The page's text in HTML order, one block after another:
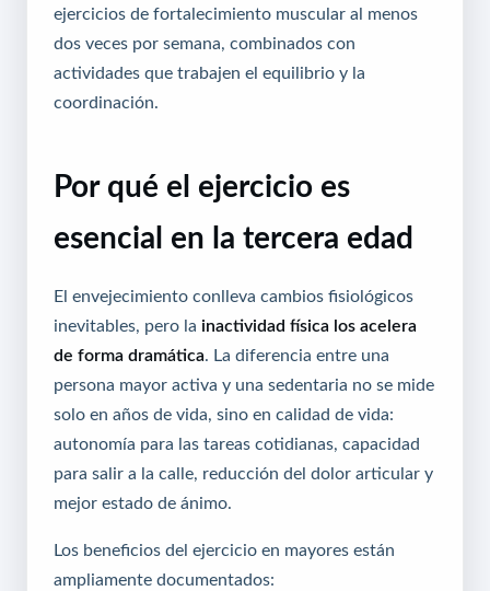
ejercicios de fortalecimiento muscular al menos
dos veces por semana, combinados con
actividades que trabajen el equilibrio y la
coordinación.
Por qué el ejercicio es
esencial en la tercera edad
El envejecimiento conlleva cambios fisiológicos
inevitables, pero la inactividad física los acelera
de forma dramática . La diferencia entre una
persona mayor activa y una sedentaria no se mide
solo en años de vida, sino en calidad de vida:
autonomía para las tareas cotidianas, capacidad
para salir a la calle, reducción del dolor articular y
mejor estado de ánimo.
Los beneficios del ejercicio en mayores están
ampliamente documentados: